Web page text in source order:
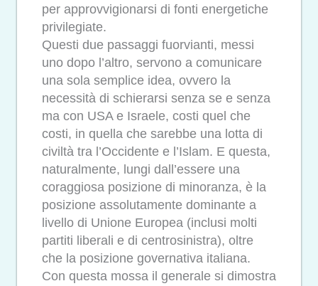
per approvvigionarsi di fonti energetiche
privilegiate.
Questi due passaggi fuorvianti, messi
uno dopo l’altro, servono a comunicare
una sola semplice idea, ovvero la
necessità di schierarsi senza se e senza
ma con USA e Israele, costi quel che
costi, in quella che sarebbe una lotta di
civiltà tra l’Occidente e l’Islam. E questa,
naturalmente, lungi dall’essere una
coraggiosa posizione di minoranza, è la
posizione assolutamente dominante a
livello di Unione Europea (inclusi molti
partiti liberali e di centrosinistra), oltre
che la posizione governativa italiana.
Con questa mossa il generale si dimostra